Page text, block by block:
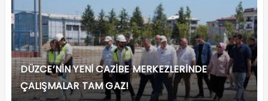
DÜZCE’NİN YENİ CAZİBE MERKEZLERİNDE
ÇALIŞMALAR TAM GAZ!